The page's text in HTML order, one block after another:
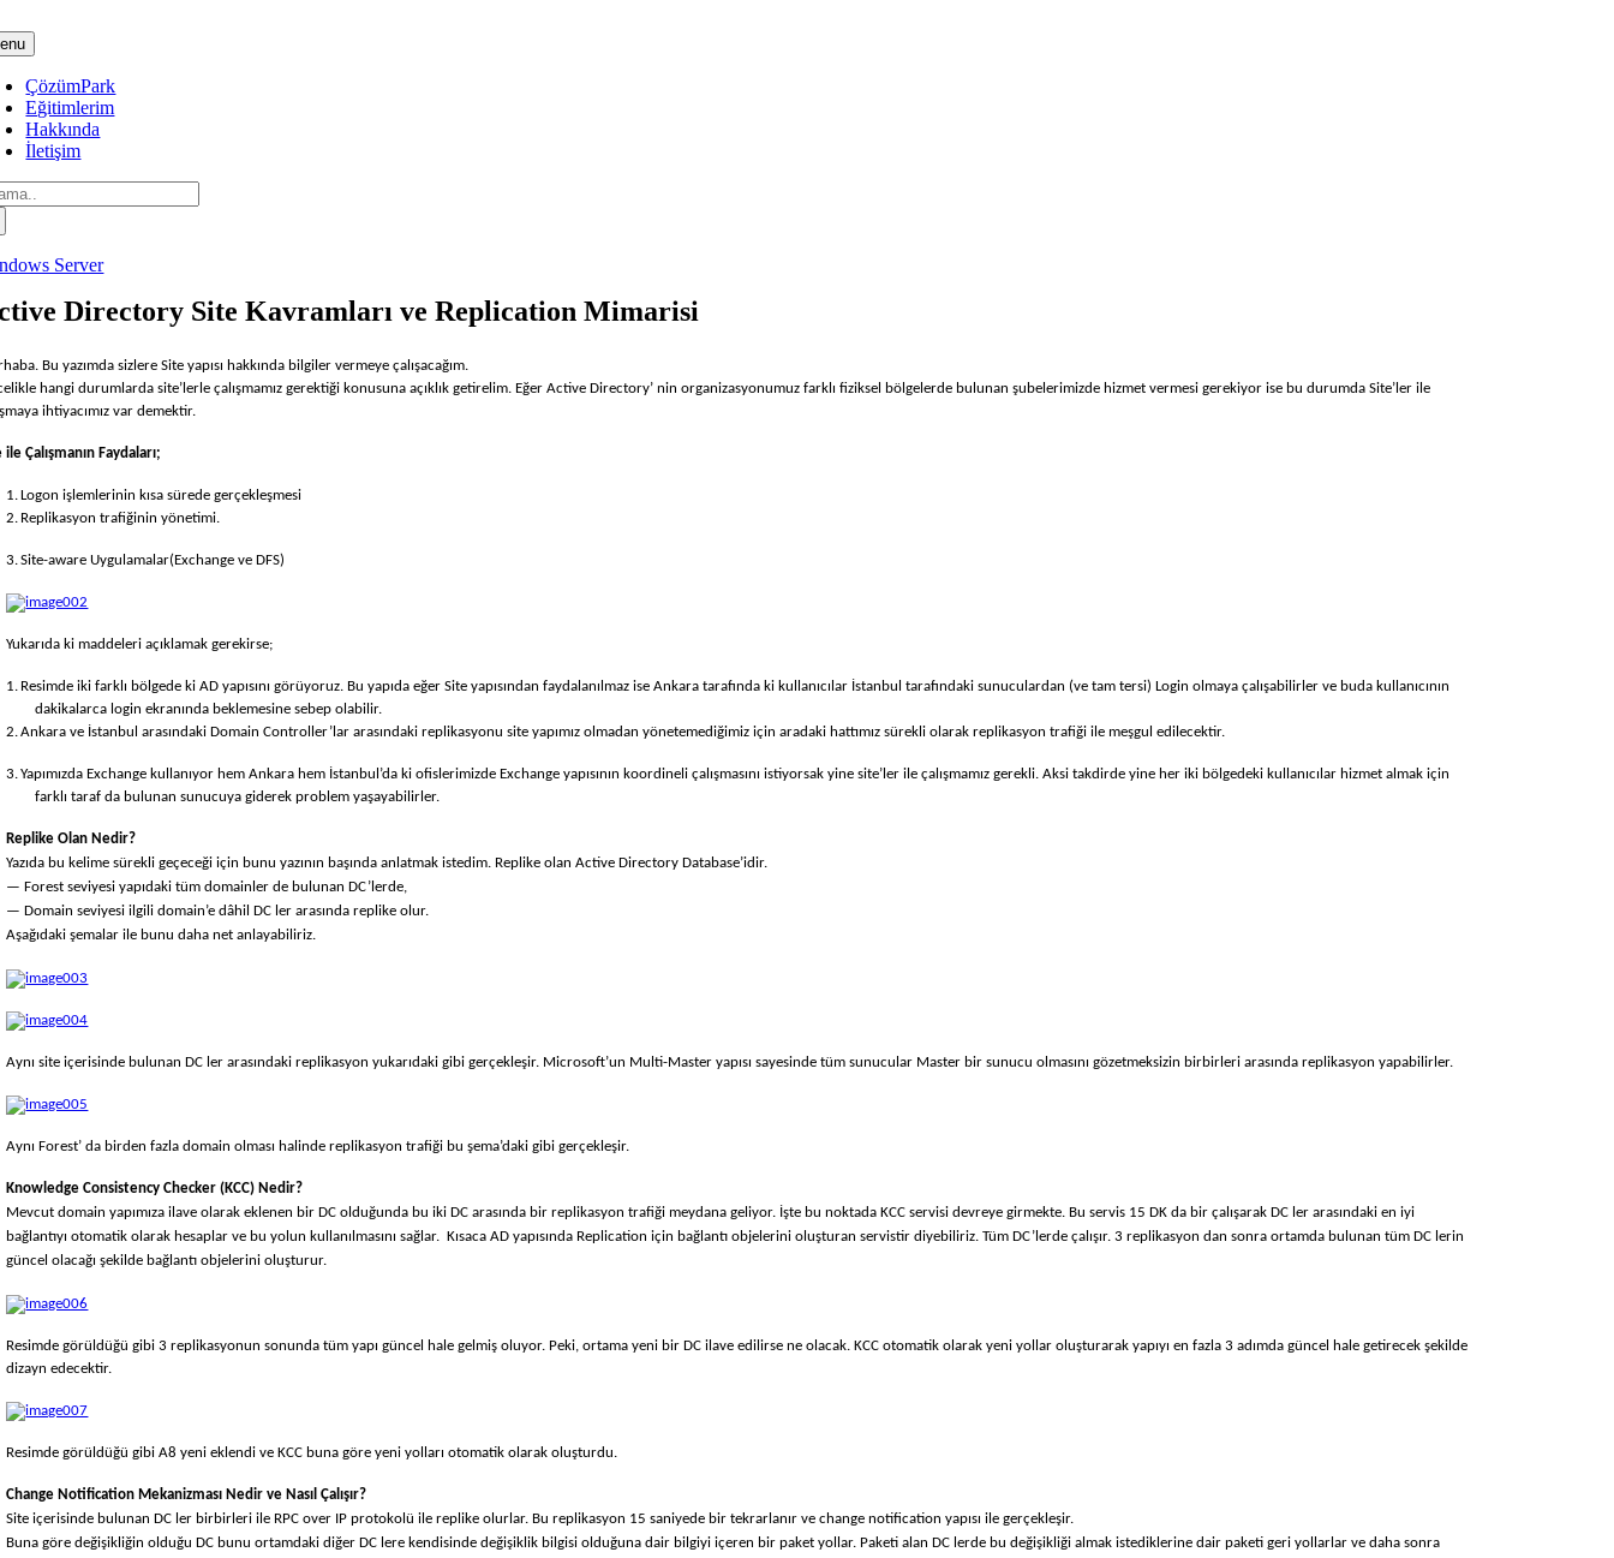
to
content
ÇözümPark
Eğitimlerim
Hakkında
İletişim
Server
Directory Site Kavramları ve Replication Mimarisi
Bu yazımda sizlere Site yapısı hakkında bilgiler vermeye çalışacağım.
hangi durumlarda site’lerle çalışmamız gerektiği konusuna açıklık getirelim. Eğer Active Directory’ nin organizasyonumuz farklı fiziksel bölgelerde bulunan şubelerimizde hizmet vermesi gerekiyor ise bu durumda Site’ler ile
ihtiyacımız var demektir.
ile Çalışmanın Faydaları;
1. Logon işlemlerinin kısa sürede gerçekleşmesi
2. Replikasyon trafiğinin yönetimi.
3.Site-aware Uygulamalar(Exchange ve DFS)
Yukarıda ki maddeleri açıklamak gerekirse;
1. Resimde iki farklı bölgede ki AD yapısını görüyoruz. Bu yapıda eğer Site yapısından faydalanılmaz ise Ankara tarafında ki kullanıcılar İstanbul tarafındaki sunuculardan (ve tam tersi) Login olmaya çalışabilirler ve buda kullanıcının
dakikalarca login ekranında beklemesine sebep olabilir.
2.Ankara ve İstanbul arasındaki Domain Controller’lar arasındaki replikasyonu site yapımız olmadan yönetemediğimiz için aradaki hattımız sürekli olarak replikasyon trafiği ile meşgul edilecektir.
3.Yapımızda Exchange kullanıyor hem Ankara hem İstanbul’da ki ofislerimizde Exchange yapısının koordineli çalışmasını istiyorsak yine site’ler ile çalışmamız gerekli. Aksi takdirde yine her iki bölgedeki kullanıcılar hizmet almak için
farklı taraf da bulunan sunucuya giderek problem yaşayabilirler.
Replike Olan Nedir?
Yazıda bu kelime sürekli geçeceği için bunu yazının başında anlatmak istedim. Replike olan Active Directory Database’idir.
— Forest seviyesi yapıdaki tüm domainler de bulunan DC’lerde,
— Domain seviyesi ilgili domain’e dâhil DC ler arasında replike olur.
Aşağıdaki şemalar ile bunu daha net anlayabiliriz.
Aynı site içerisinde bulunan DC ler arasındaki replikasyon yukarıdaki gibi gerçekleşir. Microsoft’un Multi-Master yapısı sayesinde tüm sunucular Master bir sunucu olmasını gözetmeksizin birbirleri arasında replikasyon yapabilirler.
Aynı Forest’ da birden fazla domain olması halinde replikasyon trafiği bu şema’daki gibi gerçekleşir.
Knowledge Consistency Checker (KCC) Nedir?
Mevcut domain yapımıza ilave olarak eklenen bir DC olduğunda bu iki DC arasında bir replikasyon trafiği meydana geliyor. İşte bu noktada KCC servisi devreye girmekte. Bu servis 15 DK da bir çalışarak DC ler arasındaki en iyi
bağlantıyı otomatik olarak hesaplar ve bu yolun kullanılmasını sağlar. Kısaca AD yapısında Replication için bağlantı objelerini oluşturan servistir diyebiliriz. Tüm DC’lerde çalışır. 3 replikasyon dan sonra ortamda bulunan tüm DC lerin
güncel olacağı şekilde bağlantı objelerini oluşturur.
Resimde görüldüğü gibi 3 replikasyonun sonunda tüm yapı güncel hale gelmiş oluyor. Peki, ortama yeni bir DC ilave edilirse ne olacak. KCC otomatik olarak yeni yollar oluşturarak yapıyı en fazla 3 adımda güncel hale getirecek şekilde
dizayn edecektir.
Resimde görüldüğü gibi A8 yeni eklendi ve KCC buna göre yeni yolları otomatik olarak oluşturdu.
Change Notification Mekanizması Nedir ve Nasıl Çalışır?
Site içerisinde bulunan DC ler birbirleri ile RPC over IP protokolü ile replike olurlar. Bu replikasyon 15 saniyede bir tekrarlanır ve change notification yapısı ile gerçekleşir.
Buna göre değişikliğin olduğu DC bunu ortamdaki diğer DC lere kendisinde değişiklik bilgisi olduğuna dair bilgiyi içeren bir paket yollar. Paketi alan DC lerde bu değişikliği almak istediklerine dair paketi geri yollarlar ve daha sonra